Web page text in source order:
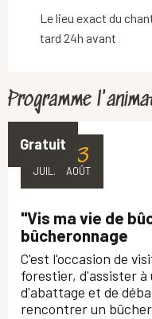
Le lieu exact du
tard 24h avant
Programme
Gratuit
16
JUIL.
13
AOÛT
"Vis ma vie de
bûcheronnage
C'est l'occasion de
forestier, d'assister
d'abattage et de
rencontrer un